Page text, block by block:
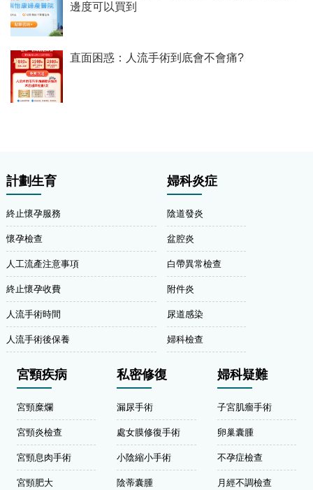
邊度可以買到
直面困惑：人流手術到底會不會痛?
計劃生育
終止懷孕服務
懷孕檢查
人工流產注意事項
終止懷孕收費
人流手術時間
人流手術後保養
婦科炎症
陰道發炎
盆腔炎
白帶異常檢查
附件炎
尿道感染
婦科檢查
宮頸疾病
宮頸糜爛
宮頸炎檢查
宮頸息肉手術
宮頸肥大
私密修復
漏尿手術
處女膜修復手術
小陰縮小手術
陰蒂囊腫
婦科疑難
子宮肌瘤手術
卵巢囊腫
不孕症檢查
月經不調檢查